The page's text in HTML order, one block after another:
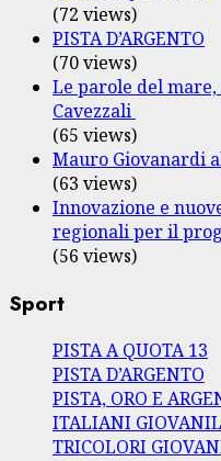
(72 views)
PISTA D’ARGENTO
(70 views)
Le parole del
Cavezzali
(65 views)
Mauro Giovanardi
(63 views)
Innovazione e
regionali per il
(56 views)
Sport
PISTA A QUOTA 13
PISTA D’ARGENTO
PISTA, ORO E
ITALIANI
TRICOLORI